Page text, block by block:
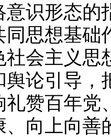
意识形态的
同思想基础
社会主义思
舆论引导，
礼赞百年党
、向上向善